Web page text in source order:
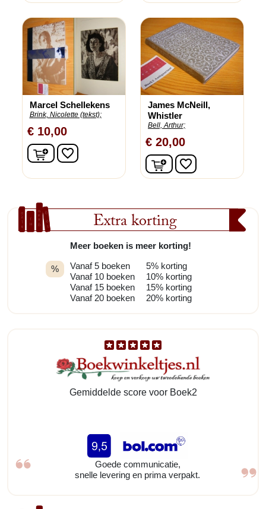
Extra korting
%
Meer boeken is meer korting!
Vanaf 5 boeken
Vanaf 10 boeken
Vanaf 15 boeken
Vanaf 20 boeken
5% korting
10% korting
15% korting
20% korting
Gemiddelde score voor Boek2
Goede communicatie,
snelle levering en prima verpakt.
Marcel Schellekens
Brink, Nicolette (tekst);
€ 10,00
In winkelwagen
favorite_border
James McNeill,
Whistler
Bell, Arthur;
€ 20,00
In winkelwagen
favorite_border